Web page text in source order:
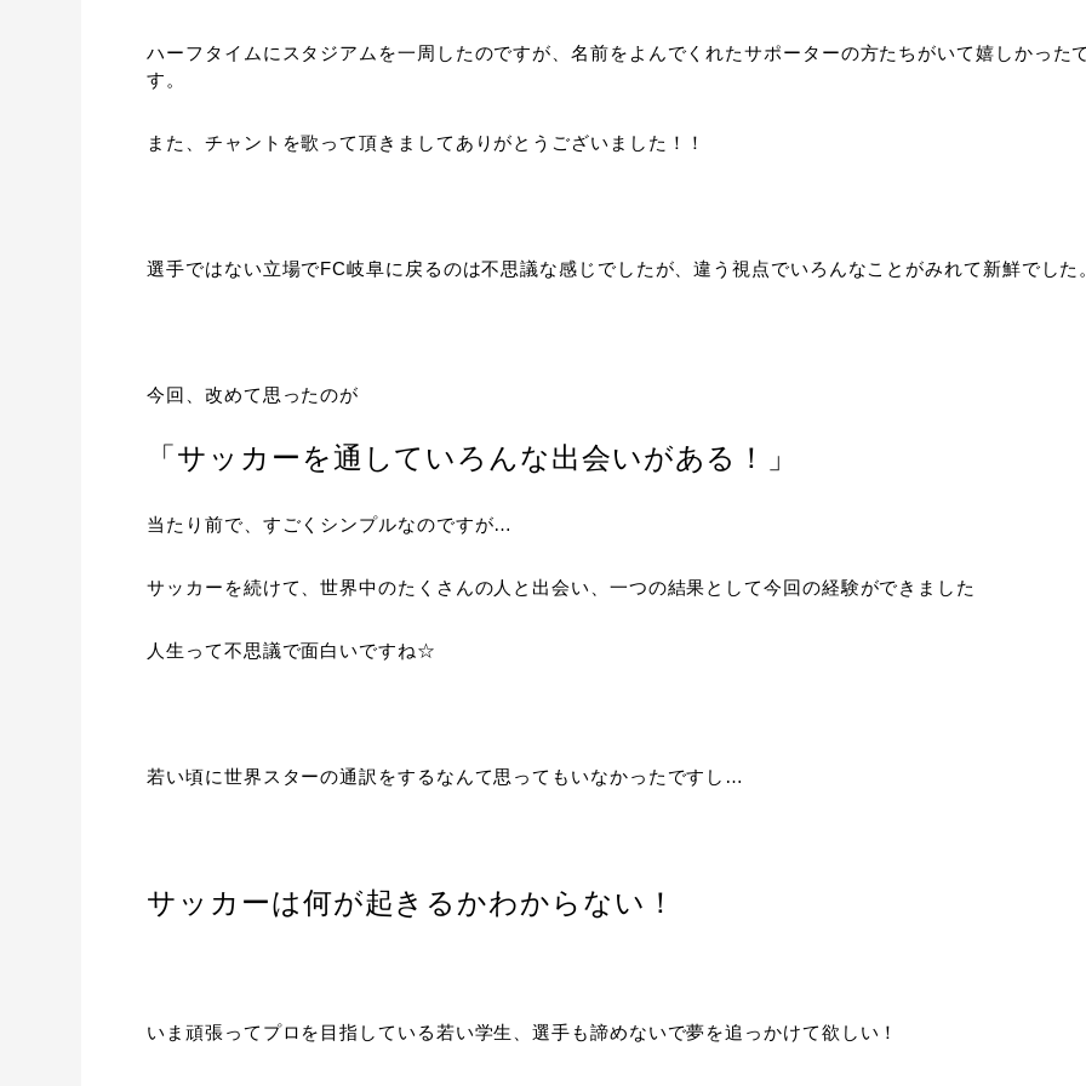
ハーフタイムにスタジアムを一周したのですが、名前をよんでくれたサポーターの方たちがいて嬉しかった
す。
また、チャントを歌って頂きましてありがとうございました！！
選手ではない立場でFC岐阜に戻るのは不思議な感じでしたが、違う視点でいろんなことがみれて新鮮でした
今回、改めて思ったのが
「サッカーを通していろんな出会いがある！」
当たり前で、すごくシンプルなのですが…
サッカーを続けて、世界中のたくさんの人と出会い、一つの結果として今回の経験ができました
人生って不思議で面白いですね☆
若い頃に世界スターの通訳をするなんて思ってもいなかったですし…
サッカーは何が起きるかわからない！
いま頑張ってプロを目指している若い学生、選手も諦めないで夢を追っかけて欲しい！